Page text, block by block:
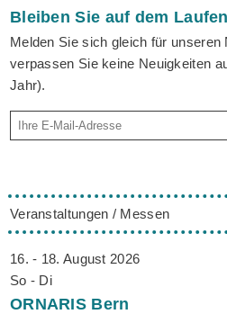
Bleiben Sie auf dem
Melden Sie sich gleich für unseren
verpassen Sie keine Neuigkeiten
Jahr).
Veranstaltungen / Messen
16. - 18. August 2026
So - Di
ORNARIS Bern